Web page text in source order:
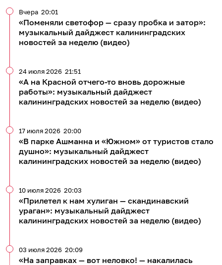
«Поменяли светофор — сразу пробка и затор»:
музыкальный дайджест калининградских
новостей за неделю (видео)
Вчера 20:01
«А на Красной отчего-то вновь дорожные
работы»: музыкальный дайджест
калининградских новостей за неделю (видео)
24 июля 2026 21:51
«В парке Ашманна и «Южном» от туристов стало
душно»: музыкальный дайджест
калининградских новостей за неделю (видео)
17 июля 2026 20:00
«Прилетел к нам хулиган — скандинавский
ураган»: музыкальный дайджест
калининградских новостей за неделю (видео)
10 июля 2026 20:03
«На заправках — вот неловко! — накалилась
03 июля 2026 20:09